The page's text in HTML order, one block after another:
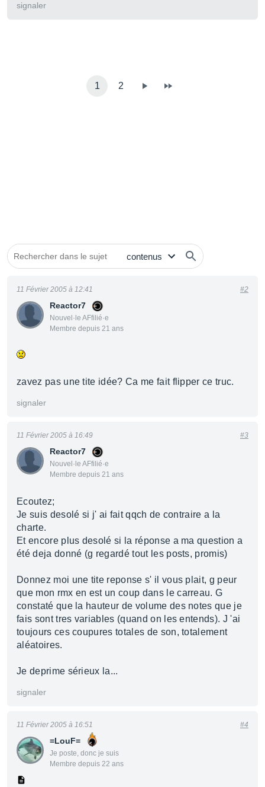
signaler
1 2
Reactor7
Nouvel·le AFfilié·e
Membre depuis 21 ans
11 Février 2005 à 12:41 #2
zavez pas une tite idée? Ca me fait flipper ce truc.
signaler
Reactor7
Nouvel·le AFfilié·e
Membre depuis 21 ans
11 Février 2005 à 16:49 #3
Ecoutez;
Je suis desolé si j' ai fait qqch de contraire a la
charte.
Et encore plus desolé si la réponse a ma question a
été deja donné (g regardé tout les posts, promis)
Donnez moi une tite reponse s' il vous plait, g peur
que mon rmx en est un coup dans le carreau. G
constaté que la hauteur de volume des notes que je
fais sont tres variables (quand on les entends). J 'ai
toujours ces coupures totales de son, totalement
aléatoires.
Je deprime sérieux la...
signaler
=LouF=
Je poste, donc je suis
Membre depuis 22 ans
11 Février 2005 à 16:51 #4